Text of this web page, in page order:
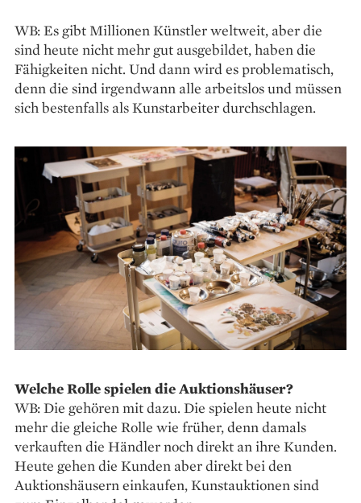
WB: Es gibt Millionen Künstler weltweit, aber die
sind heute nicht mehr gut ausgebildet, haben die
Fähigkeiten nicht. Und dann wird es pro­blematisch,
denn die sind irgendwann alle arbeitslos und müssen
sich bestenfalls als Kunstarbeiter durchschlagen.
Welche Rolle spielen die Auktionshäuser?
WB: Die gehören mit dazu. Die spielen heute nicht
mehr die gleiche Rolle wie früher, denn damals
verkauften die Händler noch direkt an ihre Kunden.
Heute gehen die Kunden aber direkt bei den
Auktionshäusern einkaufen, Kunstauktionen sind